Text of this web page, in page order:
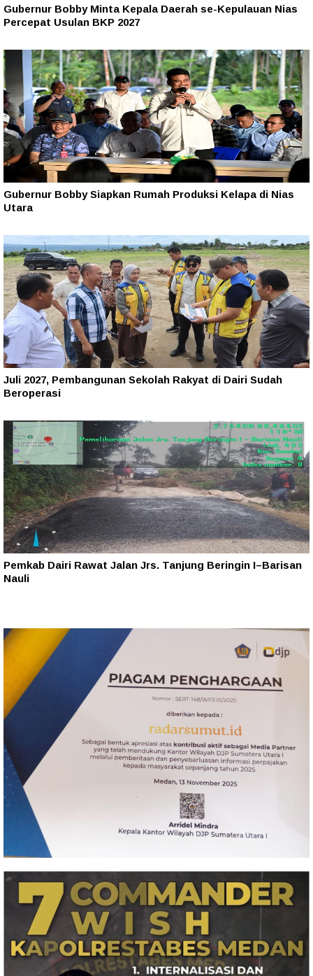
Gubernur Bobby Minta Kepala Daerah se-Kepulauan Nias
Percepat Usulan BKP 2027
Gubernur Bobby Siapkan Rumah Produksi Kelapa di Nias
Utara
Juli 2027, Pembangunan Sekolah Rakyat di Dairi Sudah
Beroperasi
Pemkab Dairi Rawat Jalan Jrs. Tanjung Beringin I–Barisan
Nauli